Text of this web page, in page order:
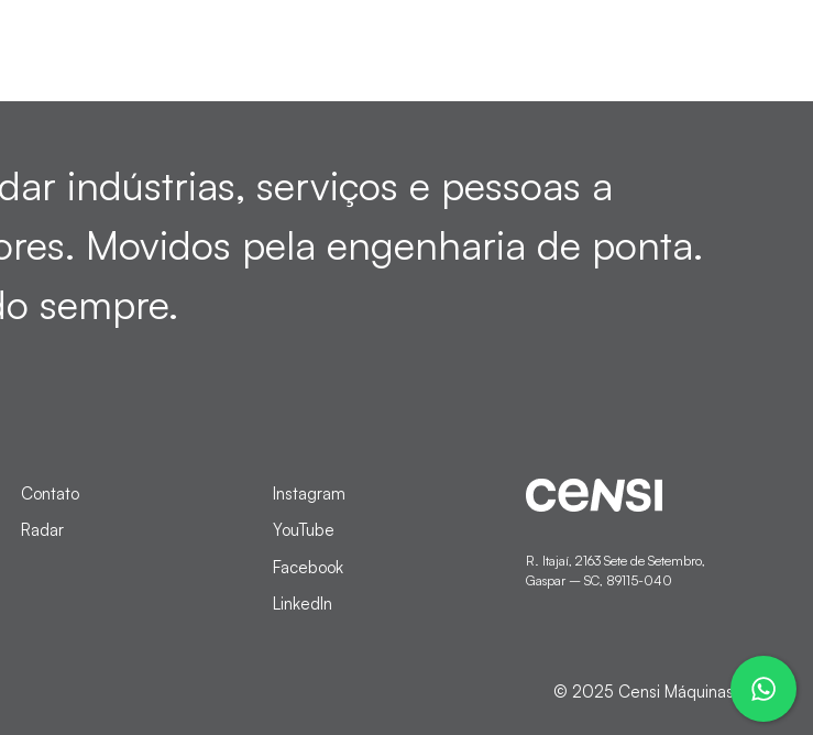
indústrias, serviços e pessoas a
Movidos pela engenharia de ponta.
sempre.
Contato
Radar
Instagram
YouTube
Facebook
LinkedIn
R. Itajaí, 2163 Sete de Setembro,
Gaspar – SC, 89115-040
© 2025 Censi Máquinas